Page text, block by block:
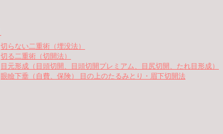
切らない二重術（埋没法）
切る二重術（切開法）
目元形成（目頭切開、目頭切開プレミアム、目尻切開、たれ目形成）
眼瞼下垂（自費、保険） 目の上のたるみとり・眉下切開法